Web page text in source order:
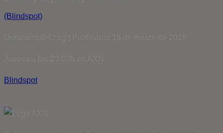
(Blindspot)
Blindspot